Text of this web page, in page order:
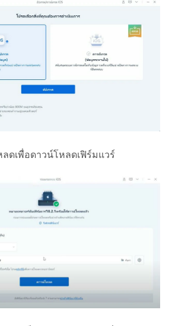
ดเพื่อดาวน์โหลดเฟิร์มแวร์